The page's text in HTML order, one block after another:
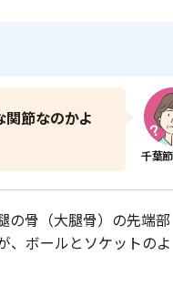
関節なのかよ
の骨（大腿骨）の先端部
ボールとソケットのよ